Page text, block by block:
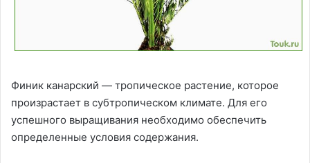
Финик канарский — тропическое растение, которое
произрастает в субтропическом климате. Для его
успешного выращивания необходимо обеспечить
определенные условия содержания.